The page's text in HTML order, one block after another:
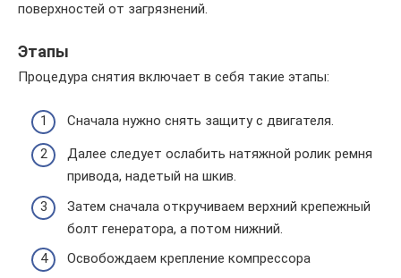
поверхностей от загрязнений.
Этапы
Процедура снятия включает в себя такие этапы:
Сначала нужно снять защиту с двигателя.
Далее следует ослабить натяжной ролик ремня
привода, надетый на шкив.
Затем сначала откручиваем верхний крепежный
болт генератора, а потом нижний.
Освобождаем крепление компрессора